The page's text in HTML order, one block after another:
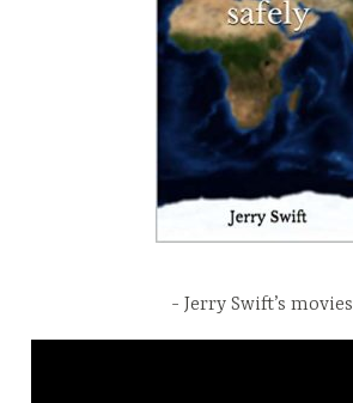
Jerry Swift’s movies